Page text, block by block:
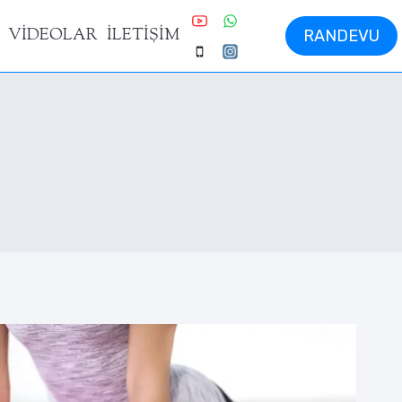
VİDEOLAR İLETİŞİM RANDEVU